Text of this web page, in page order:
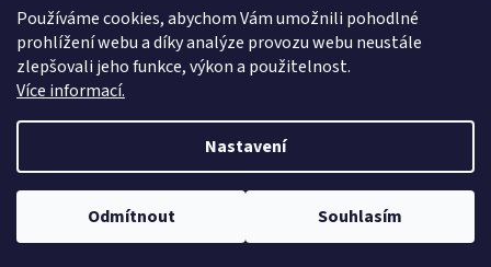
Používáme cookies, abychom Vám umožnili pohodlné
prohlížení webu a díky analýze provozu webu neustále
zlepšovali jeho funkce, výkon a použitelnost.
Více informací.
Nastavení
Odmítnout Souhlasím
Vytvořil Shoptet
Copyright 2026Český Bazén. Všechna práva vyhrazena.
Upravit nastavení cookies